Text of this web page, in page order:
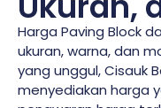
Harga Paving Block
ukuran, warna, dan
yang unggul, Cisauk
menyediakan harga